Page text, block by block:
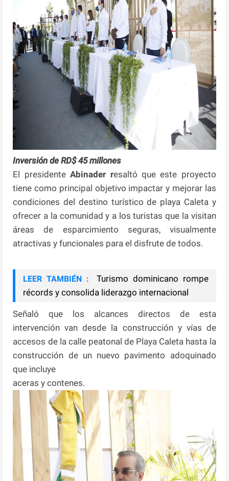
Inversión de RD$ 45 millones
El presidenteAbinader resaltó que este proyecto
tiene como principal objetivo impactar y mejorar las
condiciones del destino turístico de playa Caleta y
ofrecer a la comunidad y a los turistas que la visitan
áreas de esparcimiento seguras, visualmente
atractivas y funcionales para el disfrute de todos.
LEER TAMBIÉN :
Turismo dominicano rompe
récords y consolida liderazgo internacional
Señaló que los alcances directos de esta
intervención van desde la construcción y vías de
accesos de la calle peatonal de Playa Caleta hasta la
construcción de un nuevo pavimento adoquinado
que incluye
aceras y contenes.